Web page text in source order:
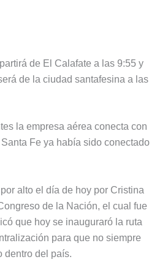
de El Calafate a las 9:55 y
de la ciudad santafesina a las
la empresa aérea conecta con
Fe ya había sido conectado
alto el día de hoy por Cristina
de la Nación, el cual fue
que hoy se inauguraró la ruta
para que no siempre
dentro del país.